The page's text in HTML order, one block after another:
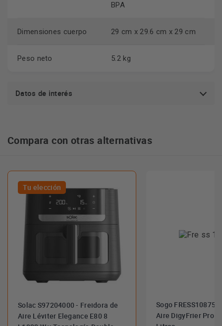
BPA
Dimensiones cuerpo 29 cm x 29.6 cm x 29 cm
Peso neto 5.2 kg
Datos de interés
Compara con otras alternativas
Solac S97204000 - Freidora de
Aire Léviter Elegance E80 8
Tu elección
Sogo FRESS10875
Aire DigyFrier